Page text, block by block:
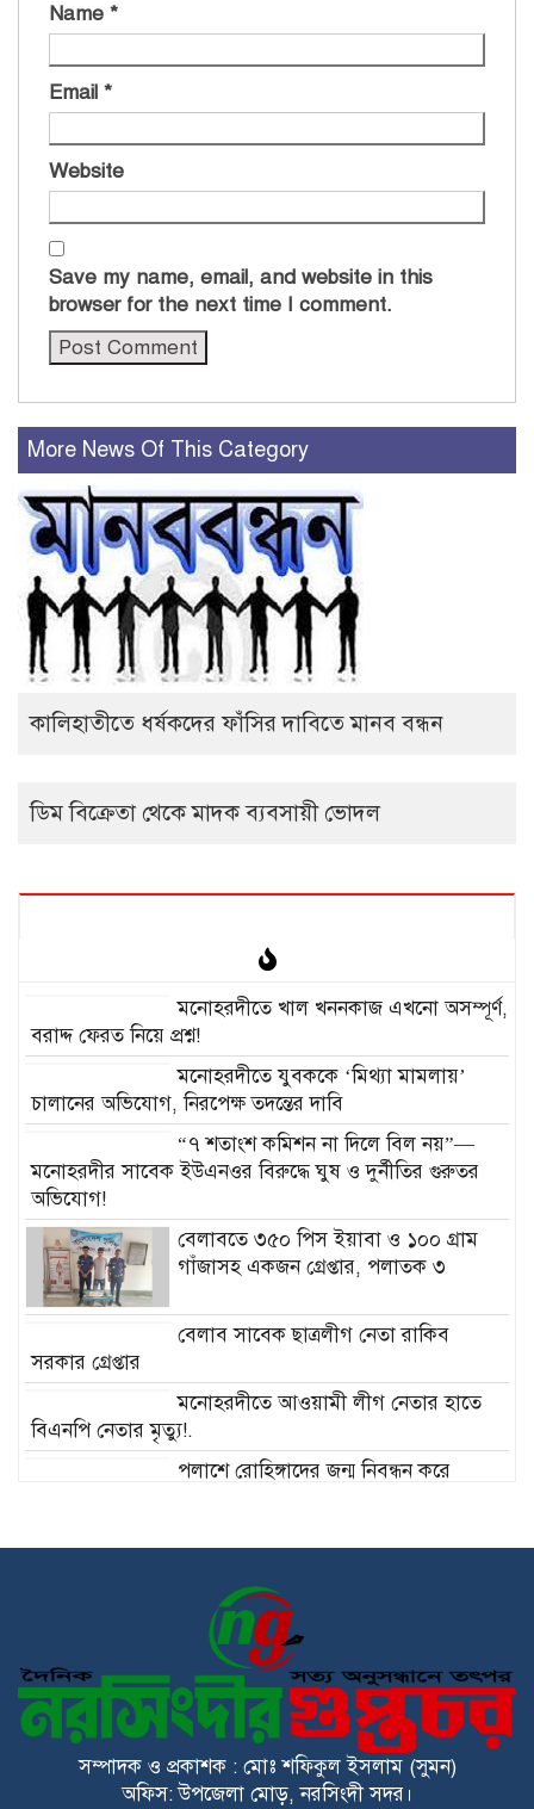
Name *
Email *
Website
Save my name, email, and website in this
browser for the next time I comment.
More News Of This Category
কালিহাতীতে ধর্ষকদের ফাঁসির দাবিতে মানব বন্ধন
ডিম বিক্রেতা থেকে মাদক ব্যবসায়ী ভোদল
মনোহরদীতে খাল খননকাজ এখনো অসম্পূর্ণ,
বরাদ্দ ফেরত নিয়ে প্রশ্ন!
মনোহরদীতে যুবককে ‘মিথ্যা মামলায়’
চালানের অভিযোগ, নিরপেক্ষ তদন্তের দাবি
“৭ শতাংশ কমিশন না দিলে বিল নয়”—
মনোহরদীর সাবেক ইউএনওর বিরুদ্ধে ঘুষ ও দুর্নীতির গুরুতর
অভিযোগ!
বেলাবতে ৩৫০ পিস ইয়াবা ও ১০০ গ্রাম
গাঁজাসহ একজন গ্রেপ্তার, পলাতক ৩
বেলাব সাবেক ছাত্রলীগ নেতা রাকিব
সরকার গ্রেপ্তার
মনোহরদীতে আওয়ামী লীগ নেতার হাতে
বিএনপি নেতার মৃত্যু!.
পলাশে রোহিঙ্গাদের জন্ম নিবন্ধন করে
কারাদণ্ড!
মনোহরদীতে সরকারি বিদ্যালয়ের বাউন্ডারি
ভেঙে রাস্তা নেওয়ার পাঁয়তারা, ক্ষোভ
এলাকাবাসীর!
এ কেমন সাংবাদিকতা??!!
সম্পাদক ও প্রকাশক : মোঃ শফিকুল ইসলাম (সুমন)
অফিস: উপজেলা মোড়, নরসিংদী সদর।